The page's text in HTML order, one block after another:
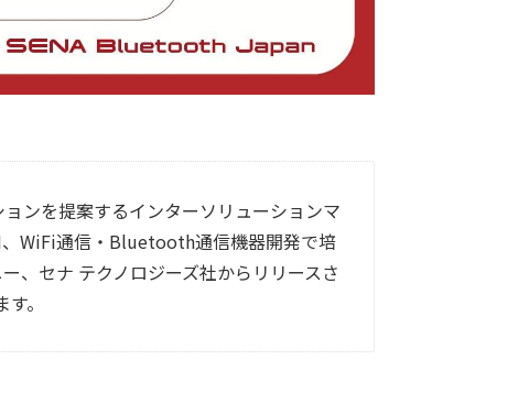
ンを提案するインターソリューションマ
WiFi通信・Bluetooth通信機器開発で培
、セナ テクノロジーズ社からリリースさ
。